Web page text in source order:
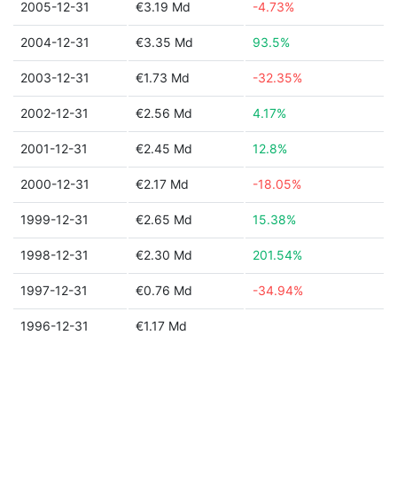
2005-12-31 €3.19 Md -4.73%
2004-12-31 €3.35 Md 93.5%
2003-12-31 €1.73 Md -32.35%
2002-12-31 €2.56 Md 4.17%
2001-12-31 €2.45 Md 12.8%
2000-12-31 €2.17 Md -18.05%
1999-12-31 €2.65 Md 15.38%
1998-12-31 €2.30 Md 201.54%
1997-12-31 €0.76 Md -34.94%
1996-12-31 €1.17 Md